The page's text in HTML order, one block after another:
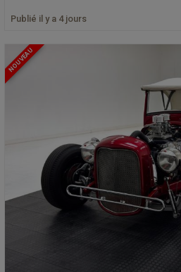
Publié il y a 4 jours
NOUVEAU